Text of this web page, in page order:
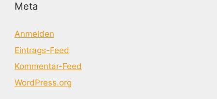
Meta
Anmelden
Eintrags-Feed
Kommentar-Feed
WordPress.org